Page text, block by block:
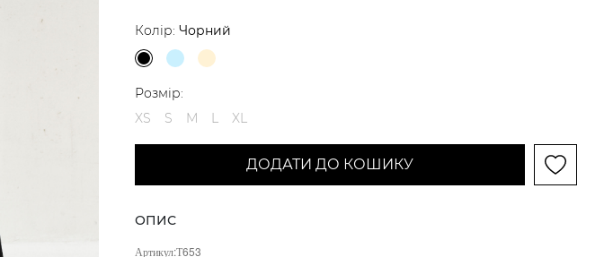
Колір: Чорний
Розмір:
XS
S M L XL
ДОДАТИ ДО КОШИКУ
ОПИС
Артикул:Т653